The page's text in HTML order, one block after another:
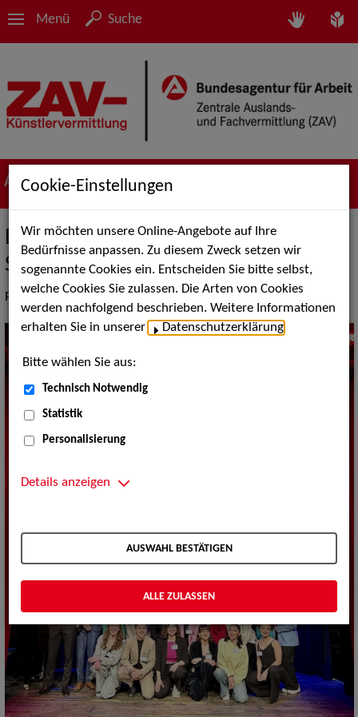
Menü Suche
Aktuelles
Europäische Musical-
Schulpräsentation 2024
Präsentationen der teilnehmenden Schulen jetzt streamen
Cookie-Einstellungen
Wir möchten unsere Online-Angebote auf Ihre
Bedürfnisse anpassen. Zu diesem Zweck setzen wir
sogenannte Cookies ein. Entscheiden Sie bitte selbst,
welche Cookies Sie zulassen. Die Arten von Cookies
werden nachfolgend beschrieben. Weitere Informationen
erhalten Sie in unserer
Datenschutzerklärung
Bitte wählen Sie aus:
Technisch Notwendig
Statistik
Personalisierung
Details anzeigen
AUSWAHL BESTÄTIGEN
ALLE ZULASSEN